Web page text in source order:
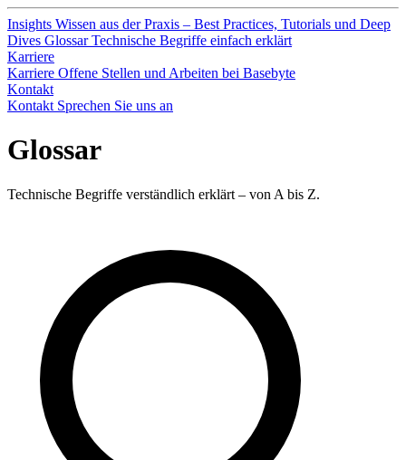
Insights Wissen aus der Praxis – Best Practices, Tutorials und Deep
Dives Glossar Technische Begriffe einfach erklärt
Karriere
Karriere Offene Stellen und Arbeiten bei Basebyte
Kontakt
Kontakt Sprechen Sie uns an
Glossar
Technische Begriffe verständlich erklärt – von A bis Z.